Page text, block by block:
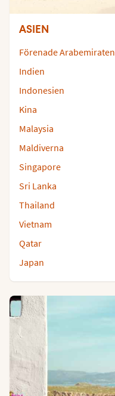
ASIEN
Förenade Arabemiraten
Indien
Indonesien
Kina
Malaysia
Maldiverna
Singapore
Sri Lanka
Thailand
Vietnam
Qatar
Japan